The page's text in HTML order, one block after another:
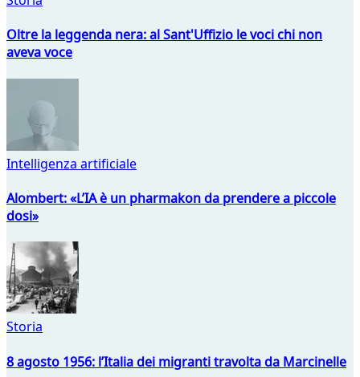
Oltre la leggenda nera: al Sant'Uffizio le voci chi non
aveva voce
Intelligenza artificiale
Alombert: «L’IA è un pharmakon da prendere a piccole
dosi»
Storia
8 agosto 1956: l’Italia dei migranti travolta da Marcinelle